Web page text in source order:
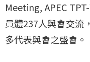
Meeting, APEC
員體237人與會交流
多代表與會之盛會。